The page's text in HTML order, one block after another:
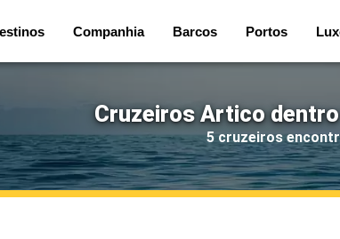
Companhia Barcos Portos
Cruzeiros Artico dentro
5 cruzeiros